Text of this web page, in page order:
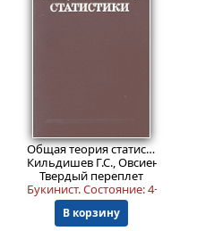
Изд. стереотип.
Общая теория статистики
Кильдишев Г.С., Овсиенко
Твердый переплет
Букинист.Состояние: 4+
В корзину